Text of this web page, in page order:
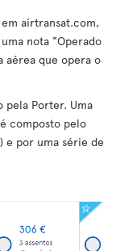
airtransat.com,
nota "Operado
aérea que opera o
pela Porter. Uma
composto pelo
e por uma série de